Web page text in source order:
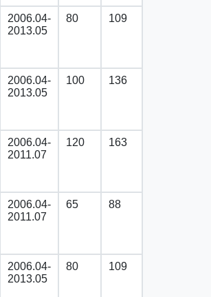
2006.04-
2013.05
80 109
2006.04-
2013.05
100 136
2006.04-
2011.07
120 163
2006.04-
2011.07
65 88
2006.04-
2013.05
80 109